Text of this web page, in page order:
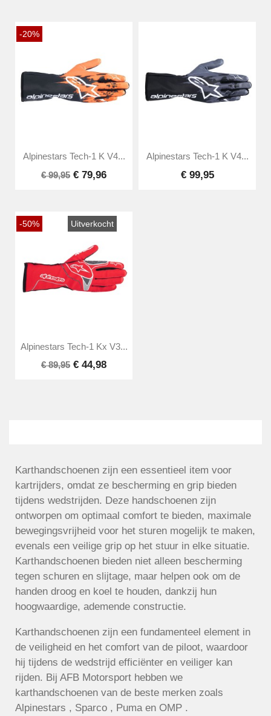
-20%
Alpinestars Tech-1 K V4...
€ 99,95 € 79,96
Alpinestars Tech-1 K V4...
€ 99,95
-50% Uitverkocht
Alpinestars Tech-1 Kx V3...
€ 89,95 € 44,98
Karthandschoenen zijn een essentieel item voor
kartrijders, omdat ze bescherming en grip bieden
tijdens wedstrijden. Deze handschoenen zijn
ontworpen om optimaal comfort te bieden, maximale
bewegingsvrijheid voor het sturen mogelijk te maken,
evenals een veilige grip op het stuur in elke situatie.
Karthandschoenen bieden niet alleen bescherming
tegen schuren en slijtage, maar helpen ook om de
handen droog en koel te houden, dankzij hun
hoogwaardige, ademende constructie.
Karthandschoenen zijn een fundamenteel element in
de veiligheid en het comfort van de piloot, waardoor
hij tijdens de wedstrijd efficiënter en veiliger kan
rijden. Bij AFB Motorsport hebben we
karthandschoenen van de beste merken zoals
Alpinestars , Sparco , Puma en OMP .